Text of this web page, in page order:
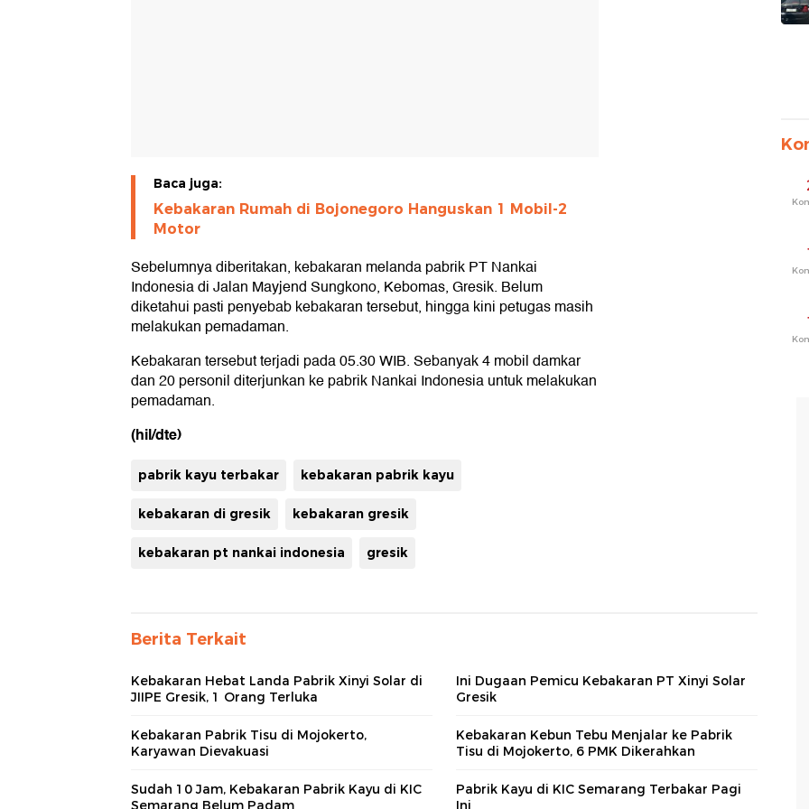
Baca juga:
Kebakaran Rumah di Bojonegoro Hanguskan 1 Mobil-2
Motor
Sebelumnya diberitakan, kebakaran melanda pabrik PT Nankai
Indonesia di Jalan Mayjend Sungkono, Kebomas, Gresik. Belum
diketahui pasti penyebab kebakaran tersebut, hingga kini petugas masih
melakukan pemadaman.
Kebakaran tersebut terjadi pada 05.30 WIB. Sebanyak 4 mobil damkar
dan 20 personil diterjunkan ke pabrik Nankai Indonesia untuk melakukan
pemadaman.
(hil/dte)
pabrik kayu terbakar kebakaran pabrik kayu
kebakaran di gresik kebakaran gresik
kebakaran pt nankai indonesia gresik
Berita Terkait
Kebakaran Hebat Landa Pabrik Xinyi Solar di
JIIPE Gresik, 1 Orang Terluka
Ini Dugaan Pemicu Kebakaran PT Xinyi Solar
Gresik
Kebakaran Pabrik Tisu di Mojokerto,
Karyawan Dievakuasi
Kebakaran Kebun Tebu Menjalar ke Pabrik
Tisu di Mojokerto, 6 PMK Dikerahkan
Sudah 10 Jam, Kebakaran Pabrik Kayu di KIC
Semarang Belum Padam
Pabrik Kayu di KIC Semarang Terbakar Pagi
Ini